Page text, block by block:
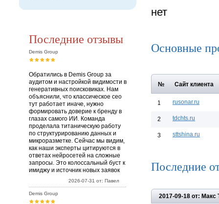
Последние отзывы
Demis Group
Обратились в Demis Group за
аудитом и настройкой видимости в
генеративных поисковиках. Нам
объяснили, что классическое сео
тут работает иначе, нужно
формировать доверие к бренду в
глазах самого ИИ. Команда
проделала титаническую работу
по структурированию данных и
микроразметке. Сейчас мы видим,
как наши эксперты цитируются в
ответах нейросетей на сложные
запросы. Это колоссальный буст к
имиджу и источник новых заявок
2026-07-31 от: Павел
Demis Group
нет
Основные
№ Сайт клиента
1 rusonar.ru
2 tdchts.ru
3 sttshina.ru
Последние
2017-09-18 от: Макс